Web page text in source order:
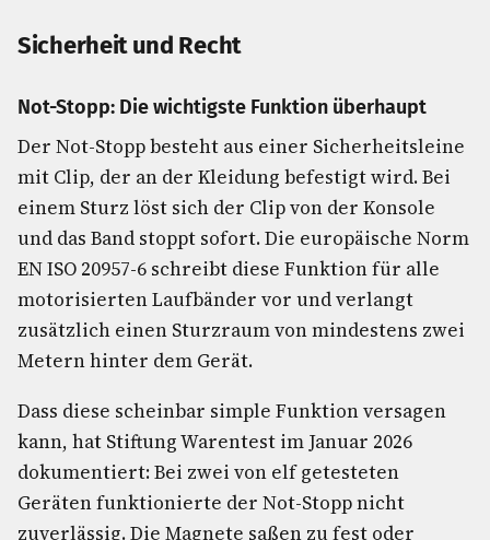
Sicherheit und Recht
Not-Stopp: Die wichtigste Funktion überhaupt
Der Not-Stopp besteht aus einer Sicherheitsleine
mit Clip, der an der Kleidung befestigt wird. Bei
einem Sturz löst sich der Clip von der Konsole
und das Band stoppt sofort. Die europäische Norm
EN ISO 20957-6 schreibt diese Funktion für alle
motorisierten Laufbänder vor und verlangt
zusätzlich einen Sturzraum von mindestens zwei
Metern hinter dem Gerät.
Dass diese scheinbar simple Funktion versagen
kann, hat Stiftung Warentest im Januar 2026
dokumentiert: Bei zwei von elf getesteten
Geräten funktionierte der Not-Stopp nicht
zuverlässig. Die Magnete saßen zu fest oder